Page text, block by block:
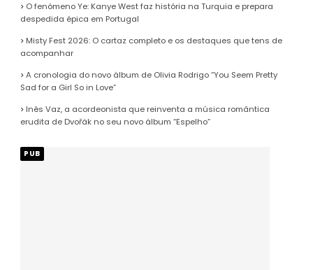
O fenómeno Ye: Kanye West faz história na Turquia e prepara
despedida épica em Portugal
Misty Fest 2026: O cartaz completo e os destaques que tens de
acompanhar
A cronologia do novo álbum de Olivia Rodrigo “You Seem Pretty
Sad for a Girl So in Love”
Inês Vaz, a acordeonista que reinventa a música romântica
erudita de Dvořák no seu novo álbum “Espelho”
PUB